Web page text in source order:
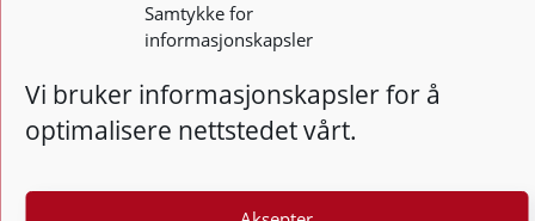
Samtykke for
informasjonskapsler
Vi bruker informasjonskapsler for å
optimalisere nettstedet vårt.
Nyhetsvarsel >>
Personvern